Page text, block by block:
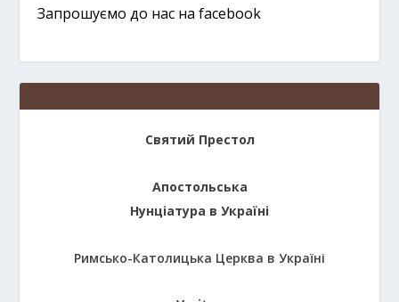
Запрошуємо до нас на facebook
Святий Престол
Апостольська
Нунціатура в Україні
Римсько-Католицька Церква в Україні